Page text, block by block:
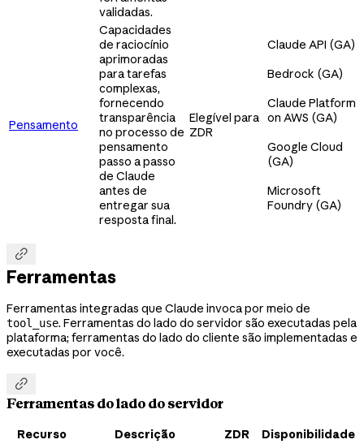
validadas.
Pensamento
Capacidades
de raciocínio
aprimoradas
para tarefas
complexas,
fornecendo
transparência
no processo de
pensamento
passo a passo
de Claude
antes de
entregar sua
resposta final.
Elegível para
ZDR
Claude API (GA)
Bedrock (GA)
Claude Platform
on AWS (GA)
Google Cloud
(GA)
Microsoft
Foundry (GA)

Ferramentas
Ferramentas integradas que Claude invoca por meio de
tool_use. Ferramentas do lado do servidor são executadas pela
plataforma; ferramentas do lado do cliente são implementadas e
executadas por você.

Ferramentas do lado do servidor
Recurso Descrição ZDR Disponibilidade